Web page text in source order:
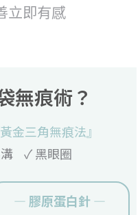
立即有感
無痕術？
黃金三角無痕法』
✓ 黑眼圈
— 膠原蛋白針 —